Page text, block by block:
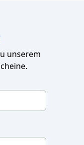
unserem